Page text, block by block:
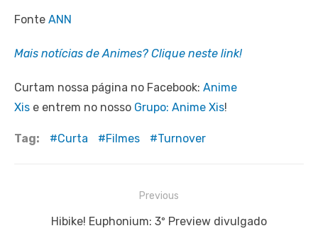
Fonte ANN
Mais notícias de Animes? Clique neste link!
Curtam nossa página no Facebook: Anime
Xis e entrem no nosso Grupo: Anime Xis!
Tag: Curta Filmes Turnover
Previous
Previous
Hibike! Euphonium: 3º Preview divulgado